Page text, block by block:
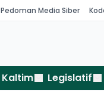
Pedoman Media Siber
Kaltim Legislatif